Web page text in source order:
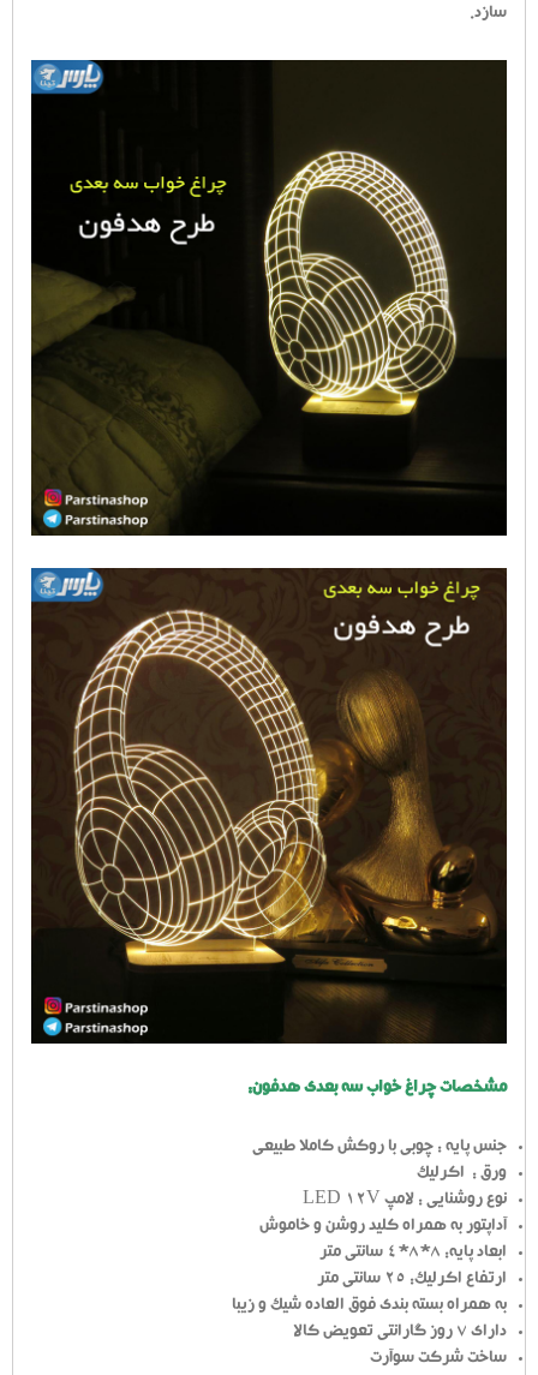
سازد.
مشخصات چراغ خواب سه بعدی هدفون:
جنس پایه : چوبی با روکش کاملا طبیعی
ورق : اکرلیک
نوع روشنایی : لامپ LED 12V
آداپتور به همراه کلید روشن و خاموش
ابعاد پایه: 8*8*4 سانتی متر
ارتفاع اکرلیک: 25 سانتی متر
به همراه بسته بندی فوق العاده شیک و زیبا
دارای 7 روز گارانتی تعویض کالا
ساخت شرکت سوآرت